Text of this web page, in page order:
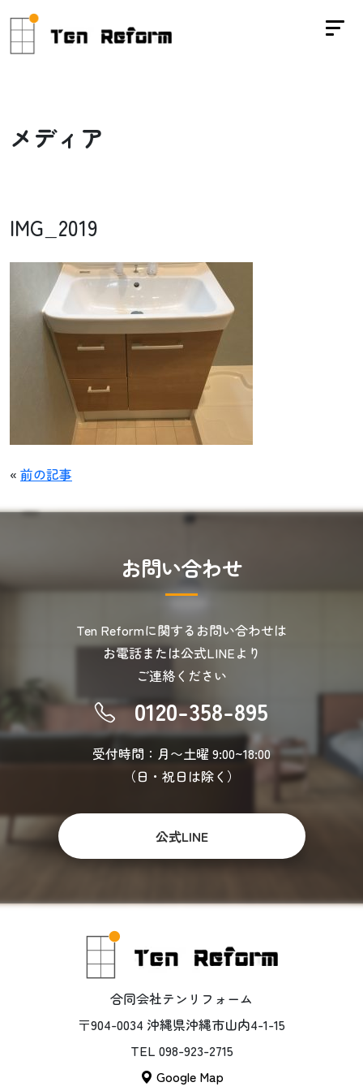
メ ディ ア
IMG_2019
« 前の記事
お問い合わせ
Ten Reformに関するお問い合わせは
お電話または公式LINEより
ご連絡ください
0120-358-895
受付時間：月〜土曜 9:00~18:00
（日・祝日は除く）
公式LINE
合同会社テンリフォーム
〒904-0034 沖縄県沖縄市山内4-1-15
TEL 098-923-2715
Google Map